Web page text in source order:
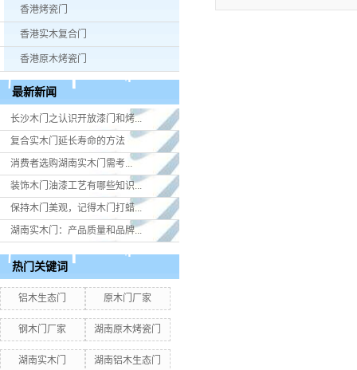
香港烤瓷门
香港实木复合门
香港原木烤瓷门
最新新闻
长沙木门之认识开放漆门和烤...
复合实木门延长寿命的方法
消费者选购湖南实木门​需考...
装饰木门油漆工艺有哪些知识...
保持木门美观，记得木门打蜡...
湖南实木门：产品质量和品牌...
热门关键词
铝木生态门 原木门厂家
钢木门厂家 湖南原木烤瓷门
湖南实木门 湖南铝木生态门